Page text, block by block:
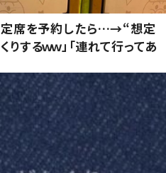
席を予約したら…→“想定
するｗｗ」「連れて行ってあ